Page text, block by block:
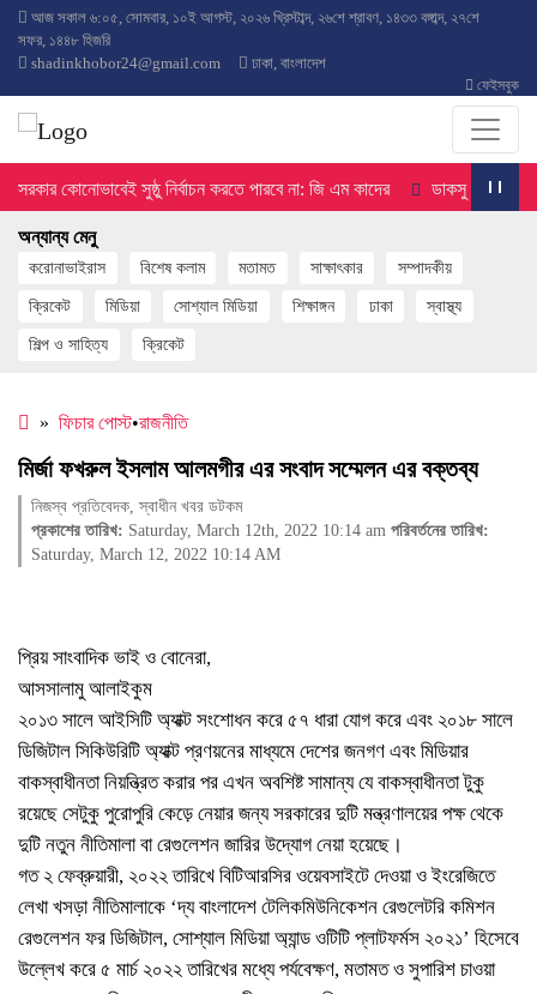
আজ সকাল ৬:০৫, সোমবার, ১০ই আগস্ট, ২০২৬ খ্রিস্টাব্দ, ২৬শে শ্রাবণ, ১৪৩৩ বঙ্গাব্দ, ২৭শে
সফর, ১৪৪৮ হিজরি
shadinkhobor24@gmail.com
ঢাকা, বাংলাদেশ
ফেইসবুক
কোনোভাবেই সুষ্ঠু নির্বাচন করতে পারবে না: জি এম কাদের ডাকসু নির্বাচনে ২৮
অন্যান্য মেনু
করোনাভাইরাস বিশেষ কলাম মতামত সাক্ষাৎকার সম্পাদকীয়
ক্রিকেট মিডিয়া সোশ্যাল মিডিয়া শিক্ষাঙ্গন ঢাকা স্বাস্থ্য
শিল্প ও সাহিত্য ক্রিকেট
» ফিচার পোস্ট•রাজনীতি
মির্জা ফখরুল ইসলাম আলমগীর এর সংবাদ সম্মেলন এর বক্তব্য
নিজস্ব প্রতিবেদক, স্বাধীন খবর ডটকম
প্রকাশের তারিখ: Saturday, March 12th, 2022 10:14 am পরিবর্তনের তারিখ:
Saturday, March 12, 2022 10:14 AM
প্রিয় সাংবাদিক ভাই ও বোনেরা,
আসসালামু আলাইকুম
২০১৩ সালে আইসিটি অ্যাক্ট সংশোধন করে ৫৭ ধারা যোগ করে এবং ২০১৮ সালে
ডিজিটাল সিকিউরিটি অ্যাক্ট প্রণয়নের মাধ্যমে দেশের জনগণ এবং মিডিয়ার
বাকস্বাধীনতা নিয়ন্ত্রিত করার পর এখন অবশিষ্ট সামান্য যে বাকস্বাধীনতা টুকু
রয়েছে সেটুকু পুরোপুরি কেড়ে নেয়ার জন্য সরকারের দুটি মন্ত্রণালয়ের পক্ষ থেকে
দুটি নতুন নীতিমালা বা রেগুলেশন জারির উদ্যোগ নেয়া হয়েছে।
গত ২ ফেব্রুয়ারী, ২০২২ তারিখে বিটিআরসির ওয়েবসাইটে দেওয়া ও ইংরেজিতে
লেখা খসড়া নীতিমালাকে ‘দ্য বাংলাদেশ টেলিকমিউনিকেশন রেগুলেটরি কমিশন
রেগুলেশন ফর ডিজিটাল, সোশ্যাল মিডিয়া অ্যান্ড ওটিটি প্লাটফর্মস ২০২১’ হিসেবে
উল্লেখ করে ৫ মার্চ ২০২২ তারিখের মধ্যে পর্যবেক্ষণ, মতামত ও সুপারিশ চাওয়া